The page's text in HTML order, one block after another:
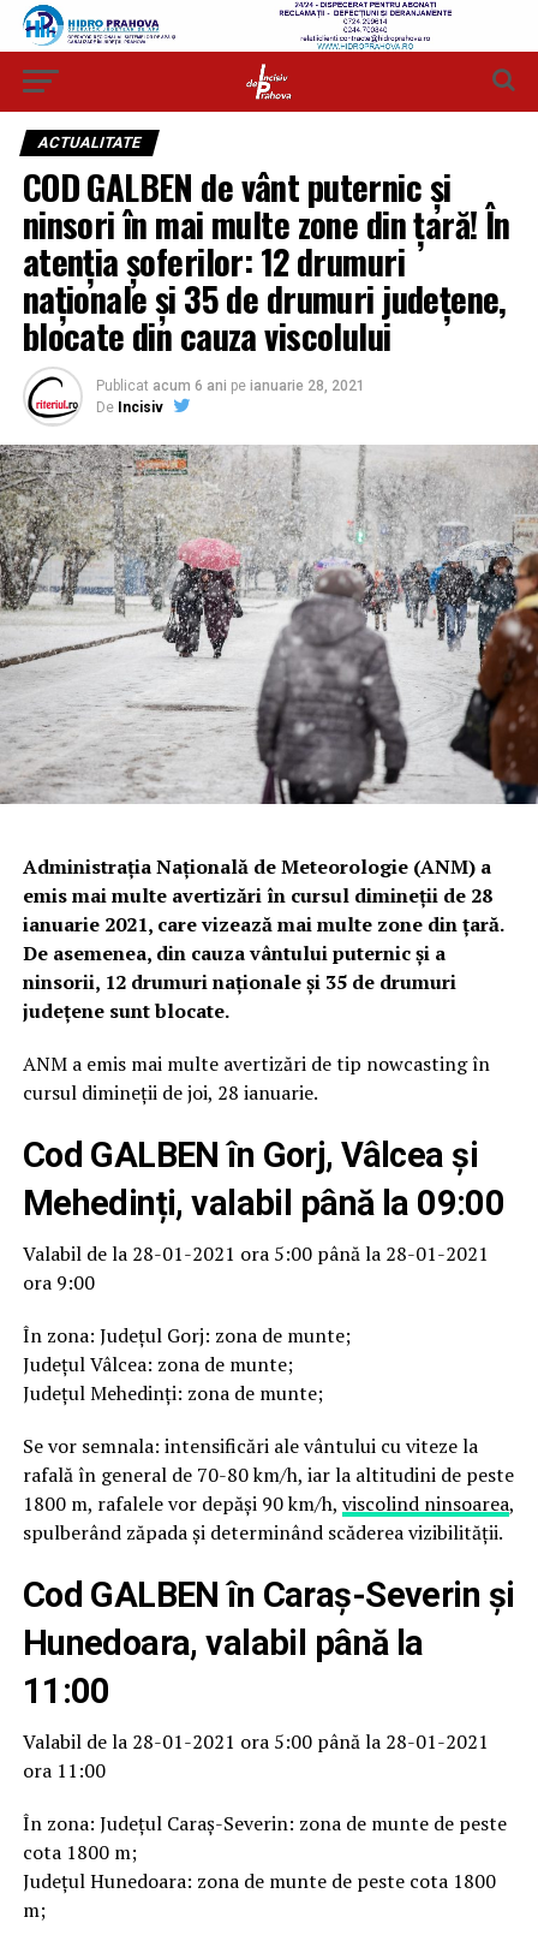
ACTUALITATE
COD GALBEN de vânt puternic și
ninsori în mai multe zone din țară! În
atenția șoferilor: 12 drumuri
naționale și 35 de drumuri județene,
blocate din cauza viscolului
Publicat acum 6 ani pe ianuarie 28, 2021
De Incisiv
Administrația Națională de Meteorologie (ANM) a
emis mai multe avertizări în cursul dimineții de 28
ianuarie 2021, care vizează mai multe zone din țară.
De asemenea, din cauza vântului puternic și a
ninsorii, 12 drumuri naționale și 35 de drumuri
județene sunt blocate.
ANM a emis mai multe avertizări de tip nowcasting în
cursul dimineții de joi, 28 ianuarie.
Cod GALBEN în Gorj, Vâlcea și
Mehedinți, valabil până la 09:00
Valabil de la 28-01-2021 ora 5:00 până la 28-01-2021
ora 9:00
În zona: Județul Gorj: zona de munte;
Județul Vâlcea: zona de munte;
Județul Mehedinţi: zona de munte;
Se vor semnala: intensificări ale vântului cu viteze la
rafală în general de 70-80 km/h, iar la altitudini de peste
1800 m, rafalele vor depăşi 90 km/h, viscolind ninsoarea,
spulberând zăpada şi determinând scăderea vizibilităţii.
Cod GALBEN în Caraș-Severin și
Hunedoara, valabil până la
11:00
Valabil de la 28-01-2021 ora 5:00 până la 28-01-2021
ora 11:00
În zona: Județul Caraş-Severin: zona de munte de peste
cota 1800 m;
Județul Hunedoara: zona de munte de peste cota 1800
m;